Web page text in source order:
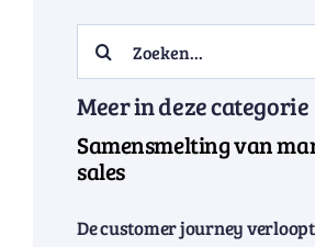
Search
for:
Meer in deze categorie
Samensmelting van
sales
De customer journey